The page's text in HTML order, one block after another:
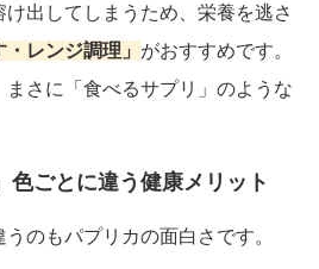
出してしまうため、栄養を逃さ
・レンジ調理」 がおすすめです。
さに「食べるサプリ」のような
色ごとに違う健康メリット
のもパプリカの面白さです。